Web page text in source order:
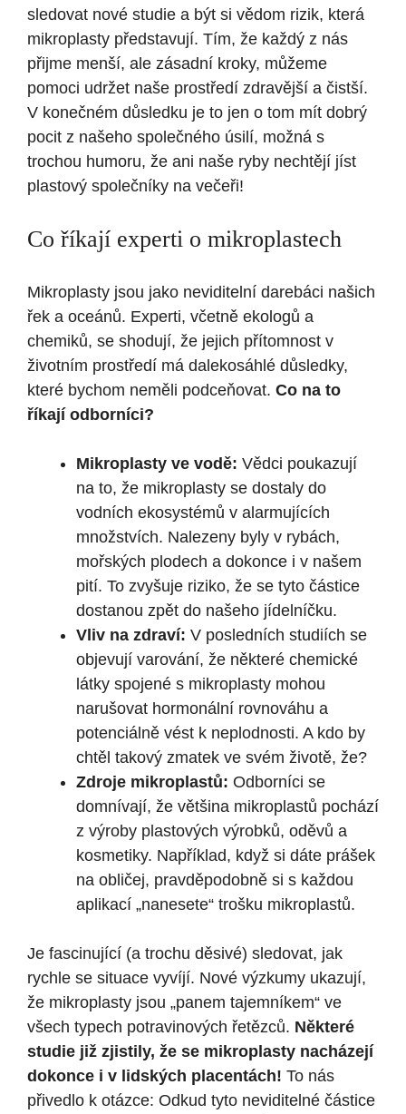
sledovat nové studie a být si vědom rizik, která
mikroplasty představují. Tím, že každý z nás
přijme menší, ale zásadní kroky, můžeme
pomoci udržet naše prostředí zdravější a čistší.
V konečném důsledku je to jen o tom mít dobrý
pocit z našeho společného úsilí, možná s
trochou humoru, že ani naše ryby nechtějí jíst
plastový společníky na večeři!
Co říkají experti o mikroplastech
Mikroplasty jsou jako neviditelní darebáci našich
řek a oceánů. Experti, včetně ekologů a
chemiků, se shodují, že jejich přítomnost v
životním prostředí má dalekosáhlé důsledky,
které bychom neměli podceňovat. Co na to
říkají odborníci?
Mikroplasty ve vodě: Vědci poukazují
na to, že mikroplasty se dostaly do
vodních ekosystémů v alarmujících
množstvích. Nalezeny byly v rybách,
mořských plodech a dokonce i v našem
pití. To zvyšuje riziko, že se tyto částice
dostanou zpět do našeho jídelníčku.
Vliv na zdraví: V posledních studiích se
objevují varování, že některé chemické
látky spojené s mikroplasty mohou
narušovat hormonální rovnováhu a
potenciálně vést k neplodnosti. A kdo by
chtěl takový zmatek ve svém životě, že?
Zdroje mikroplastů: Odborníci se
domnívají, že většina mikroplastů pochází
z výroby plastových výrobků, oděvů a
kosmetiky. Například, když si dáte prášek
na obličej, pravděpodobně si s každou
aplikací „nanesete“ trošku mikroplastů.
Je fascinující (a trochu děsivé) sledovat, jak
rychle se situace vyvíjí. Nové výzkumy ukazují,
že mikroplasty jsou „panem tajemníkem“ ve
všech typech potravinových řetězců. Některé
studie již zjistily, že se mikroplasty nacházejí
dokonce i v lidských placentách! To nás
přivedlo k otázce: Odkud tyto neviditelné částice